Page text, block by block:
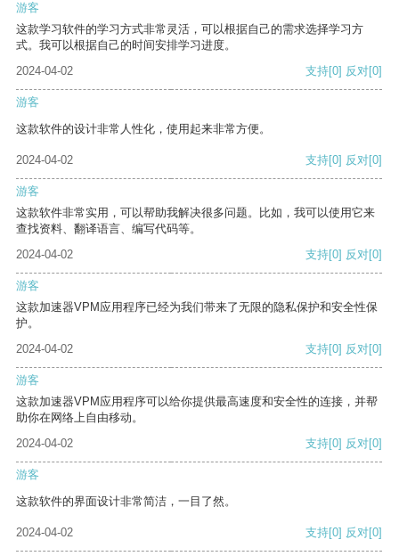
游客
这款学习软件的学习方式非常灵活，可以根据自己的需求选择学习方
式。我可以根据自己的时间安排学习进度。
2024-04-02
支持[0] 反对[0]
游客
这款软件的设计非常人性化，使用起来非常方便。
2024-04-02 支持[0] 反对[0]
游客
这款软件非常实用，可以帮助我解决很多问题。比如，我可以使用它来
查找资料、翻译语言、编写代码等。
2024-04-02
支持[0] 反对[0]
游客
这款加速器VPM应用程序已经为我们带来了无限的隐私保护和安全性保
护。
2024-04-02
支持[0] 反对[0]
游客
这款加速器VPM应用程序可以给你提供最高速度和安全性的连接，并帮
助你在网络上自由移动。
2024-04-02
支持[0] 反对[0]
游客
这款软件的界面设计非常简洁，一目了然。
2024-04-02 支持[0] 反对[0]